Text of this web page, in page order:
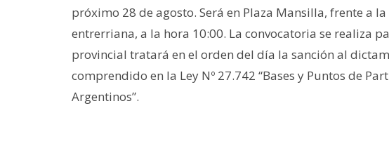
próximo 28 de agosto. Será en Plaza Mansilla, frente a
entrerriana, a la hora 10:00. La convocatoria se realiza
provincial tratará en el orden del día la sanción al
comprendido en la Ley Nº 27.742 “Bases y Puntos de
Argentinos”.